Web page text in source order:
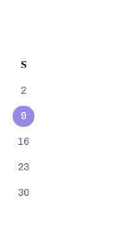
S
2
9
16
23
30